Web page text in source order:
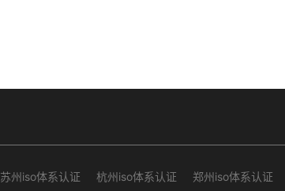
苏州iso体系认证 杭州iso体系认证 郑州iso体系认证